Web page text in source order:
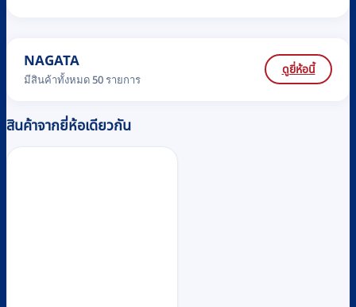
NAGATA
มีสินค้าทั้งหมด 50 รายการ
ดูยี่ห้อนี้
สินค้าจากยี่ห้อเดียวกัน